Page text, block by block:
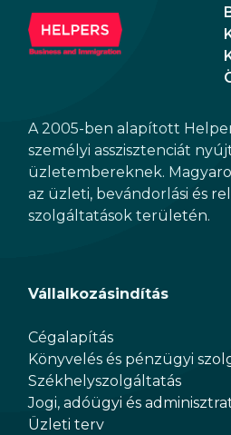
A 2005-ben alapított
személyi asszisztenciát
üzletembereknek.
az üzleti, bevándorlási és
szolgáltatások területén.
Vállalkozásindítás
Cégalapítás
Könyvelés és pénzügyi
Székhelyszolgáltatás
Jogi, adóügyi és
Üzleti terv